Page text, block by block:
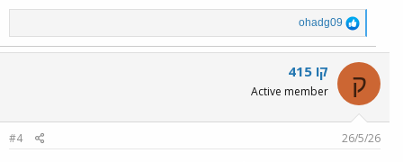
R
e
a
i
n
s
ohadg09
ק קו 415
Active member
26/5/26
#4